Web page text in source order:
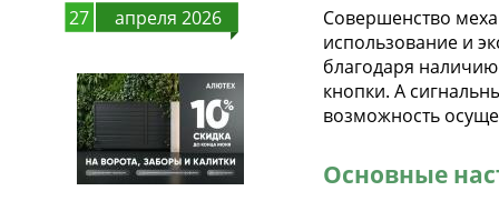
27 апреля 2026
Совершенство
использование и
благодаря
кнопки. А
возможность
Основные